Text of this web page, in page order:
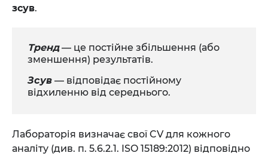
зсув.
Тренд— це постійне збільшення (або
зменшення) результатів.
Зсув — відповідає постійному
відхиленню від середнього.
Лабораторія визначає свої CV для кожного
аналіту (див. п. 5.6.2.1. ISO 15189:2012) відповідно